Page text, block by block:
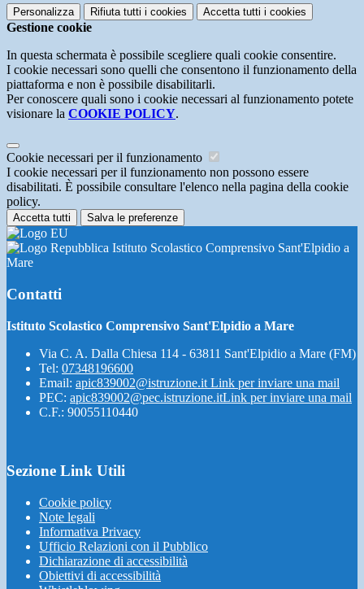
Personalizza Rifiuta tutti i cookies Accetta tutti i cookies
Gestione cookie
In questa schermata è possibile scegliere quali cookie consentire.
I cookie necessari sono quelli che consentono il funzionamento della
piattaforma e non è possibile disabilitarli.
Per conoscere quali sono i cookie necessari al funzionamento potete
visionare la COOKIE POLICY.
Cookie necessari per il funzionamento
I cookie necessari per il funzionamento non possono essere
disabilitati. È possibile consultare l'elenco nella pagina della cookie
policy.
Accetta tutti Salva le preferenze
Istituto Scolastico Comprensivo Sant'Elpidio a
Mare
Contatti
Istituto Scolastico Comprensivo Sant'Elpidio a Mare
Via C. A. Dalla Chiesa 114 - 63811 Sant'Elpidio a Mare (FM)
Tel: 07348196600
Email: apic839002@istruzione.it Link per inviare una mail
PEC: apic839002@pec.istruzione.itLink per inviare una mail
C.F.: 90055110440
Sezione Link Utili
Cookie policy
Note legali
Informativa Privacy
Ufficio Relazioni con il Pubblico
Dichiarazione di accessibilità
Obiettivi di accessibilità